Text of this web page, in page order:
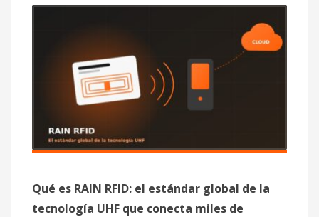
Qué es RAIN RFID: el estándar global de la
tecnología UHF que conecta miles de